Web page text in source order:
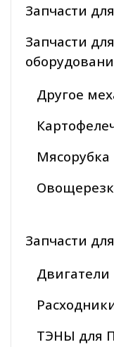
Запчасти
Запчасти
Другое
Мясорубка
Запчасти
Двигатели
ТЭНЫ для